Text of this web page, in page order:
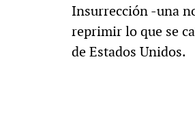
Insurrección -una
reprimir lo que se
de Estados Unidos.